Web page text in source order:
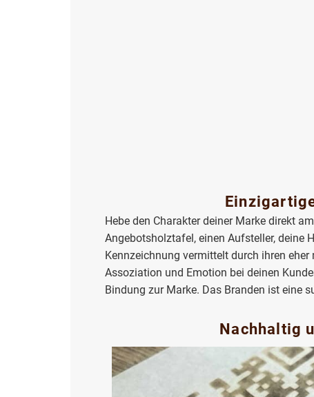
Hebe den Charakter deiner Marke direkt
Angebotsholztafel, einen Aufsteller, deine
Kennzeichnung vermittelt durch ihren
Assoziation und Emotion bei deinen
Bindung zur Marke. Das Branden ist eine
Nachhaltig